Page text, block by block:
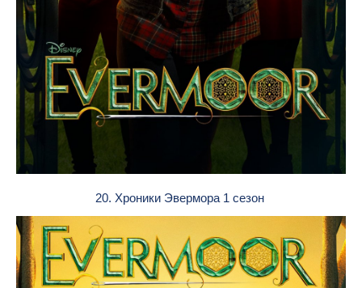
20. Хроники Эвермора 1 сезон